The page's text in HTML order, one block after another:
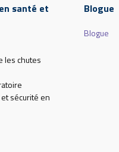
santé et
les chutes
sécurité en
Blogue
Blogue